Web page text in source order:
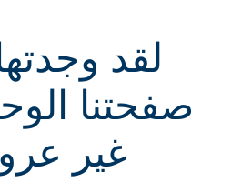
لقد
صفحتنا
غير